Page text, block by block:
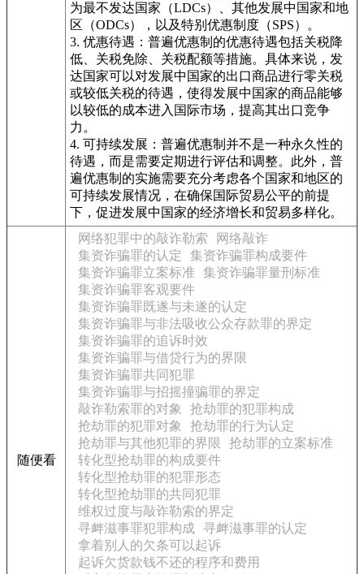
为最不发达国家（LDCs）、其他发展中国家和地
区（ODCs），以及特别优惠制度（SPS）。
3. 优惠待遇：普遍优惠制的优惠待遇包括关税降
低、关税免除、关税配额等措施。具体来说，发
达国家可以对发展中国家的出口商品进行零关税
或较低关税的待遇，使得发展中国家的商品能够
以较低的成本进入国际市场，提高其出口竞争
力。
4. 可持续发展：普遍优惠制并不是一种永久性的
待遇，而是需要定期进行评估和调整。此外，普
遍优惠制的实施需要充分考虑各个国家和地区的
可持续发展情况，在确保国际贸易公平的前提
下，促进发展中国家的经济增长和贸易多样化。
随便看
网络犯罪中的敲诈勒索
网络敲诈
集资诈骗罪的认定
集资诈骗罪构成要件
集资诈骗罪立案标准
集资诈骗罪量刑标准
集资诈骗罪客观要件
集资诈骗罪既遂与未遂的认定
集资诈骗罪与非法吸收公众存款罪的界定
集资诈骗罪的追诉时效
集资诈骗罪与借贷行为的界限
集资诈骗罪共同犯罪
集资诈骗罪与招摇撞骗罪的界定
敲诈勒索罪的对象
抢劫罪的犯罪构成
抢劫罪的犯罪对象
抢劫罪的行为认定
抢劫罪与其他犯罪的界限
抢劫罪的立案标准
转化型抢劫罪的构成要件
转化型抢劫罪的犯罪形态
转化型抢劫罪的共同犯罪
维权过度与敲诈勒索的界定
寻衅滋事罪犯罪构成 寻衅滋事罪的认定
拿着别人的欠条可以起诉
起诉欠货款钱不还的程序和费用